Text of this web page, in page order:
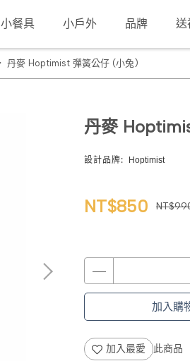
小餐具 小戶外 品牌 送
丹麥 Hoptimist 彈簧公仔 (小兔)
丹麥
設計品牌: Hoptimist
NT$850
加入購
加入最愛 此商品